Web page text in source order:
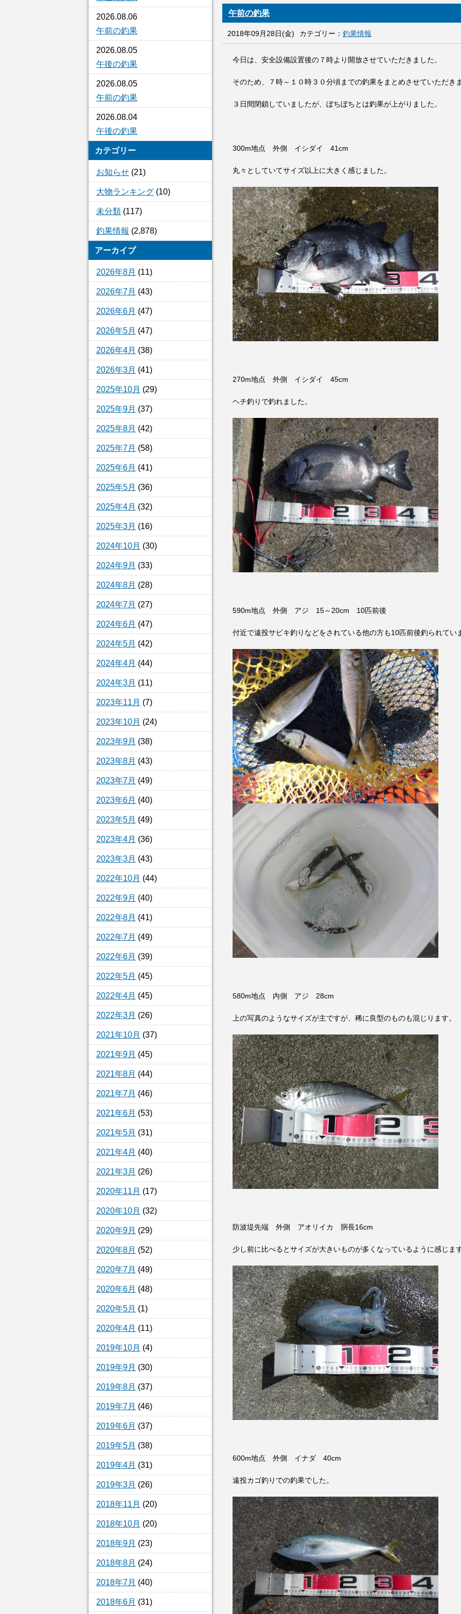
2026.08.06
午前の釣果
2026.08.05
午後の釣果
2026.08.05
午前の釣果
2026.08.04
午後の釣果
カテゴリー
お知らせ (21)
大物ランキング (10)
未分類 (117)
釣果情報 (2,878)
アーカイブ
2026年8月 (11)
2026年7月 (43)
2026年6月 (47)
2026年5月 (47)
2026年4月 (38)
2026年3月 (41)
2025年10月 (29)
2025年9月 (37)
2025年8月 (42)
2025年7月 (58)
2025年6月 (41)
2025年5月 (36)
2025年4月 (32)
2025年3月 (16)
2024年10月 (30)
2024年9月 (33)
2024年8月 (28)
2024年7月 (27)
2024年6月 (47)
2024年5月 (42)
2024年4月 (44)
2024年3月 (11)
2023年11月 (7)
2023年10月 (24)
2023年9月 (38)
2023年8月 (43)
2023年7月 (49)
2023年6月 (40)
2023年5月 (49)
2023年4月 (36)
2023年3月 (43)
2022年10月 (44)
2022年9月 (40)
2022年8月 (41)
2022年7月 (49)
2022年6月 (39)
2022年5月 (45)
2022年4月 (45)
2022年3月 (26)
2021年10月 (37)
2021年9月 (45)
2021年8月 (44)
2021年7月 (46)
2021年6月 (53)
2021年5月 (31)
2021年4月 (40)
2021年3月 (26)
2020年11月 (17)
2020年10月 (32)
2020年9月 (29)
2020年8月 (52)
2020年7月 (49)
2020年6月 (48)
2020年5月 (1)
2020年4月 (11)
2019年10月 (4)
2019年9月 (30)
2019年8月 (37)
2019年7月 (46)
2019年6月 (37)
2019年5月 (38)
2019年4月 (31)
2019年3月 (26)
2018年11月 (20)
2018年10月 (20)
2018年9月 (23)
2018年8月 (24)
2018年7月 (40)
2018年6月 (31)
午前の釣果
2018年09月28日(金) カテゴリー： 釣果情報
今日は、安全設備設置後の７時より開放させていただきました。
そのため、７時～１０時３０分頃までの釣果をまとめさせていただき
３日間閉鎖していましたが、ぼちぼちとは釣果が上がりました。
300m地点 外側 イシダイ 41cm
丸々としていてサイズ以上に大きく感じました。
270m地点 外側 イシダイ 45cm
ヘチ釣りで釣れました。
590m地点 外側 アジ 15～20cm 10匹前後
付近で遠投サビキ釣りなどをされている他の方も10匹前後釣られてい
580m地点 内側 アジ 28cm
上の写真のようなサイズが主ですが、稀に良型のものも混じります。
防波堤先端 外側 アオリイカ 胴長16cm
少し前に比べるとサイズが大きいものが多くなっているように感じま
600m地点 外側 イナダ 40cm
遠投カゴ釣りでの釣果でした。